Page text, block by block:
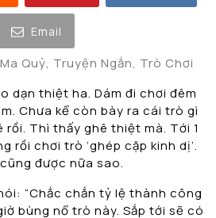
Email
Quỷ, Truyện Ngắn, Trò Chơi
dạn thiệt ha. Dám đi chơi đêm
Chưa kể còn bày ra cái trò gì
rồi. Thì thấy ghê thiệt mà. Tới 1
rồi chơi trò ‘ghép cặp kinh dị’.
được nữa sao.
“Chắc chắn tỷ lệ thành công
bùng nổ trò này. Sắp tới sẽ có